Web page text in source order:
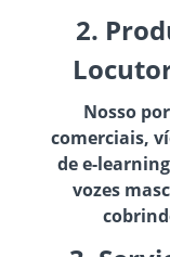
2.
Nosso
comerciais,
de e-
vozes